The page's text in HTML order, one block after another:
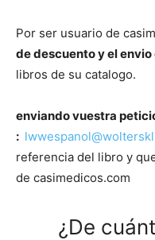
Por ser usuario de
de descuento y el
libros de su catalogo.
enviando vuestra
:
referencia del libro y
de casimedicos.com
¿De